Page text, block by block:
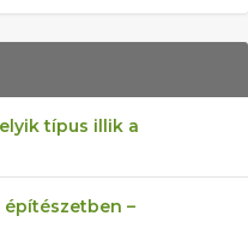
típus illik a
–